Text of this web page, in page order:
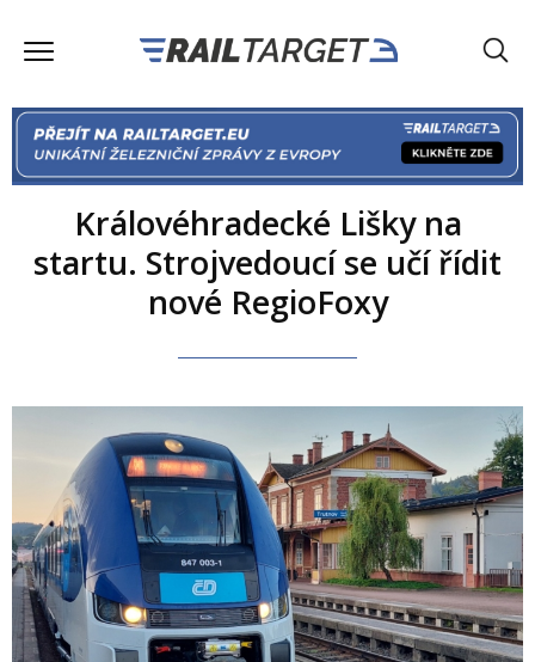
Královéhradecké Lišky na
startu. Strojvedoucí se učí řídit
nové RegioFoxy